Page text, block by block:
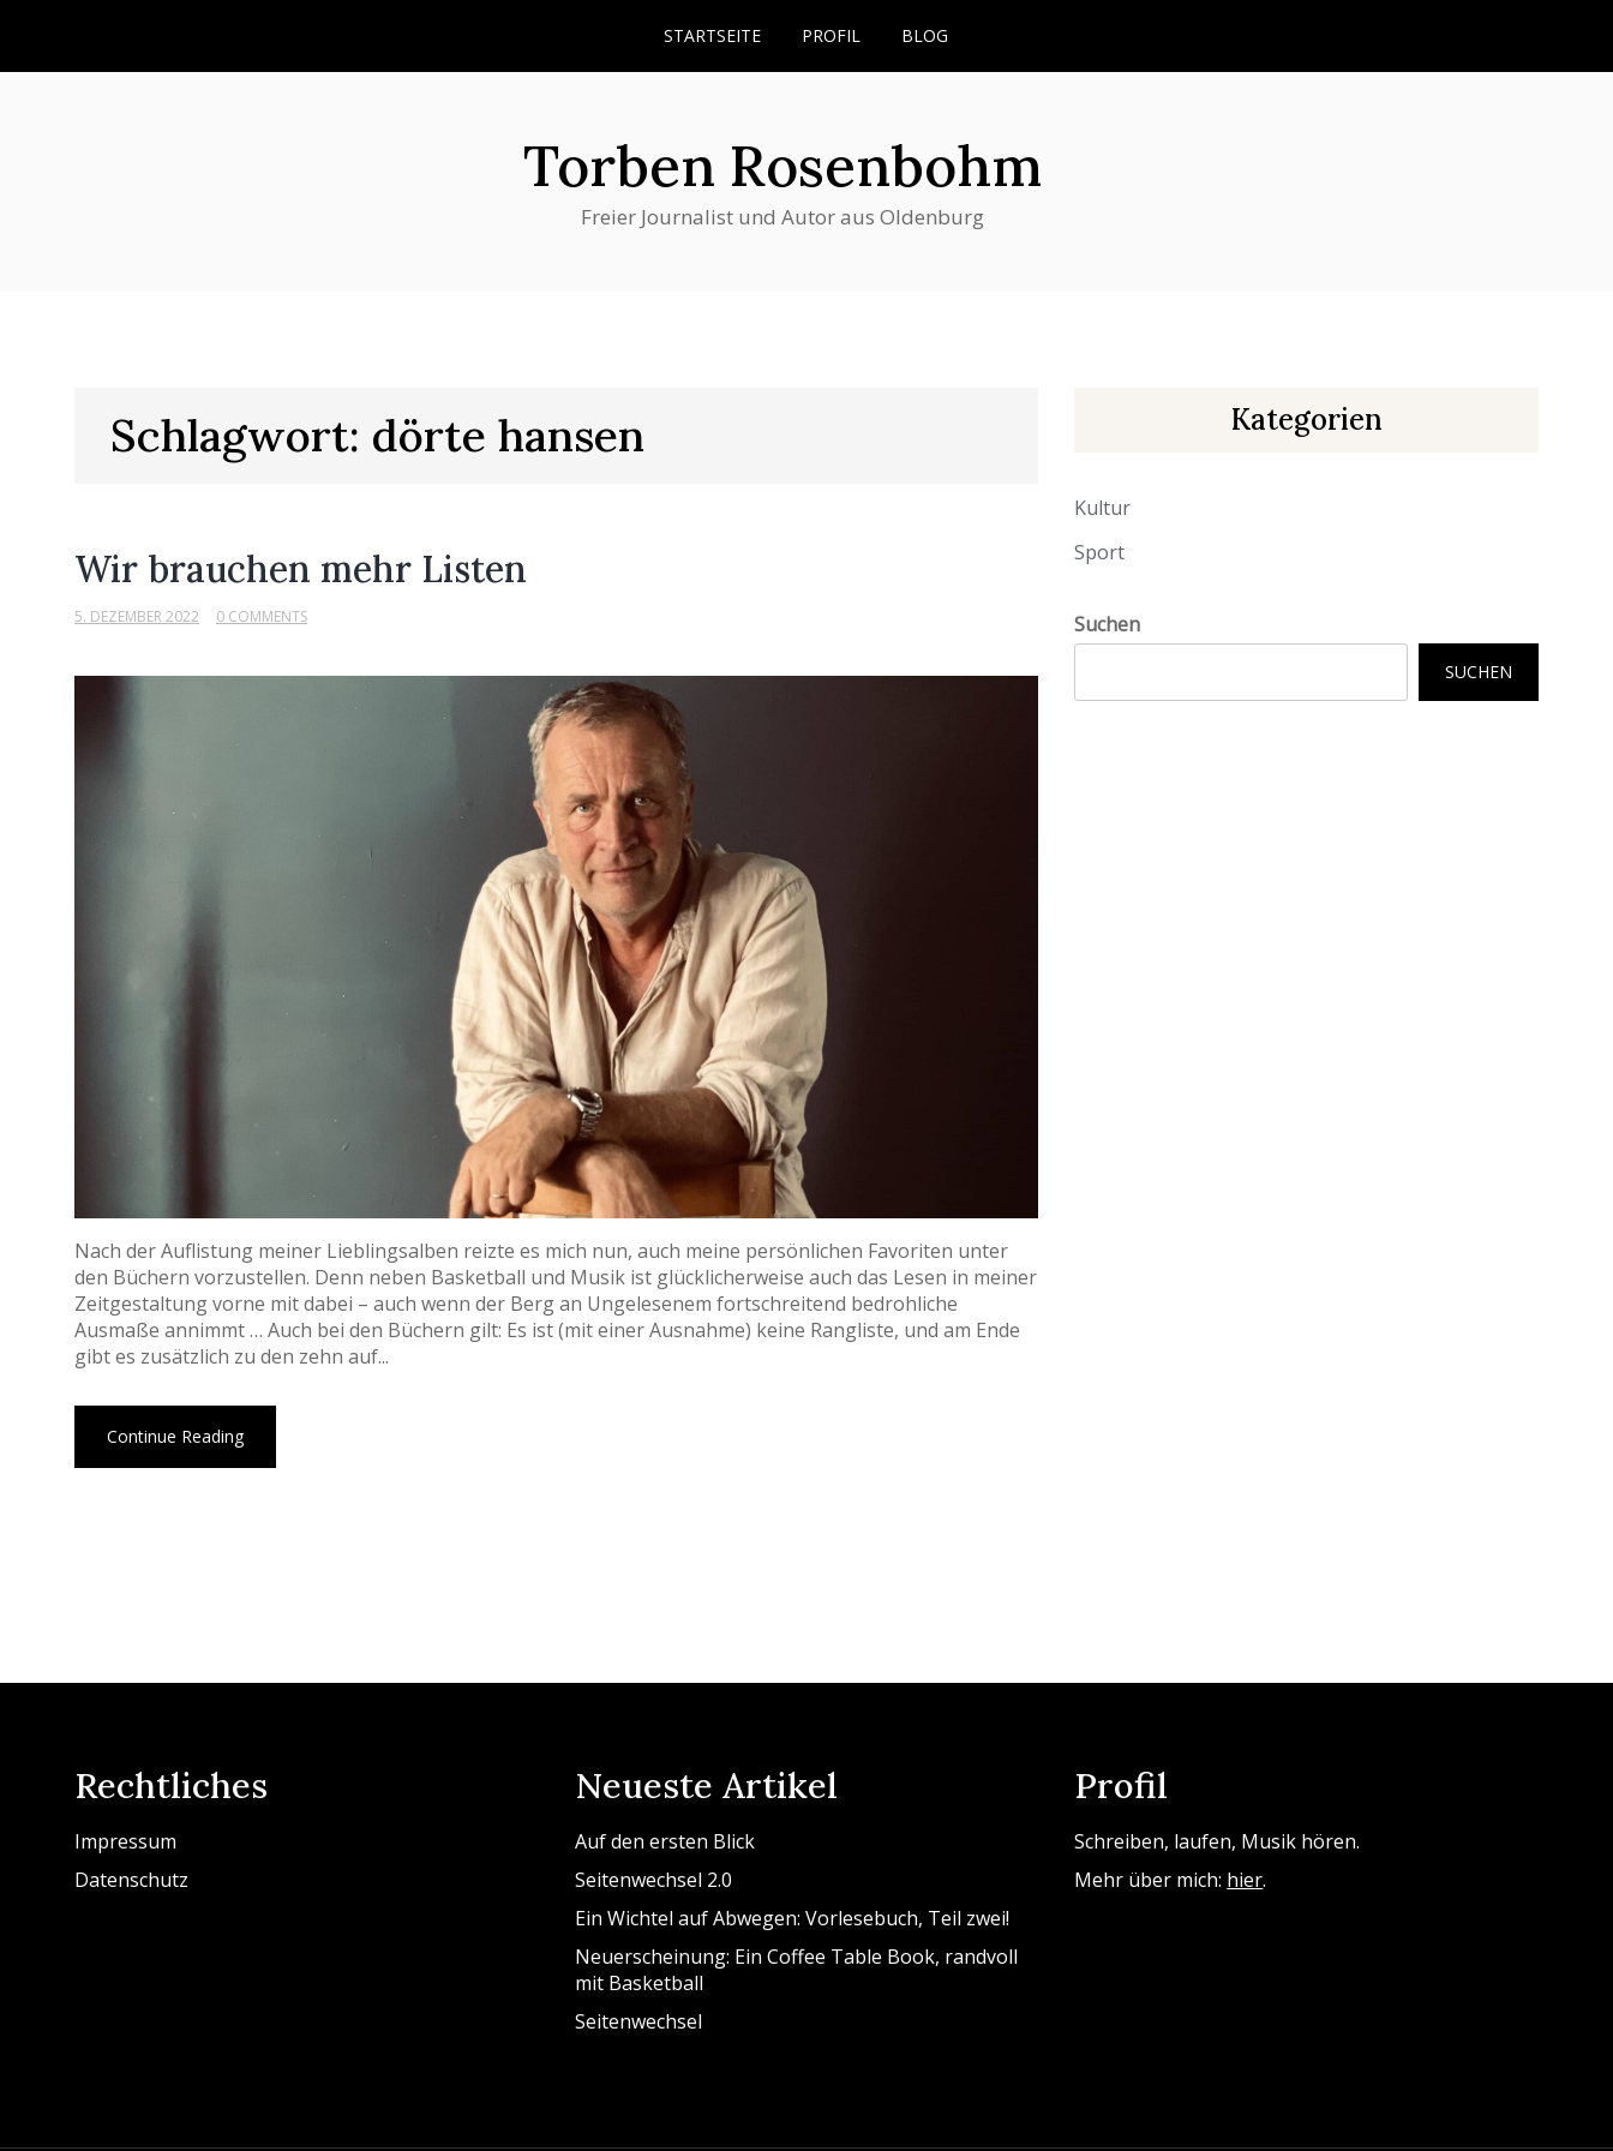
STARTSEITE PROFIL BLOG
Torben Rosenbohm
Freier Journalist und Autor aus Oldenburg
Schlagwort: dörte hansen
Wir brauchen mehr Listen
5. DEZEMBER 2022 0 COMMENTS
Nach der Auflistung meiner Lieblingsalben reizte es mich nun, auch meine persönlichen Favoriten unter
den Büchern vorzustellen. Denn neben Basketball und Musik ist glücklicherweise auch das Lesen in meiner
Zeitgestaltung vorne mit dabei – auch wenn der Berg an Ungelesenem fortschreitend bedrohliche
Ausmaße annimmt … Auch bei den Büchern gilt: Es ist (mit einer Ausnahme) keine Rangliste, und am Ende
gibt es zusätzlich zu den zehn auf...
Continue Reading
Kategorien
Kultur
Sport
Suchen
SUCHEN
Rechtliches
Impressum
Datenschutz
Neueste Artikel
Auf den ersten Blick
Seitenwechsel 2.0
Ein Wichtel auf Abwegen: Vorlesebuch, Teil zwei!
Neuerscheinung: Ein Coffee Table Book, randvoll
mit Basketball
Seitenwechsel
Profil
Schreiben, laufen, Musik hören.
Mehr über mich: hier.